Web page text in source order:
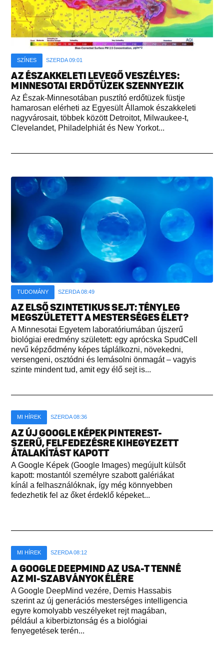
SZÍNES SZERDA 09:01
AZ ÉSZAKKELETI LEVEGŐ VESZÉLYES:
MINNESOTAI ERDŐTÜZEK SZENNYEZIK
Az Észak-Minnesotában pusztító erdőtüzek füstje
hamarosan elérheti az Egyesült Államok északkeleti
nagyvárosait, többek között Detroitot, Milwaukee-t,
Clevelandet, Philadelphiát és New Yorkot...
TUDOMÁNY SZERDA 08:49
AZ ELSŐ SZINTETIKUS SEJT: TÉNYLEG
MEGSZÜLETETT A MESTERSÉGES ÉLET?
A Minnesotai Egyetem laboratóriumában újszerű
biológiai eredmény született: egy aprócska SpudCell
nevű képződmény képes táplálkozni, növekedni,
versengeni, osztódni és lemásolni önmagát – vagyis
szinte mindent tud, amit egy élő sejt is...
MI HÍREK SZERDA 08:36
AZ ÚJ GOOGLE KÉPEK PINTEREST-
SZERŰ, FELFEDEZÉSRE KIHEGYEZETT
ÁTALAKÍTÁST KAPOTT
A Google Képek (Google Images) megújult külsőt
kapott: mostantól személyre szabott galériákat
kínál a felhasználóknak, így még könnyebben
fedezhetik fel az őket érdeklő képeket...
MI HÍREK SZERDA 08:12
A GOOGLE DEEPMIND AZ USA-T TENNÉ
AZ MI-SZABVÁNYOK ÉLÉRE
A Google DeepMind vezére, Demis Hassabis
szerint az új generációs mesterséges intelligencia
egyre komolyabb veszélyeket rejt magában,
például a kiberbiztonság és a biológiai
fenyegetések terén...